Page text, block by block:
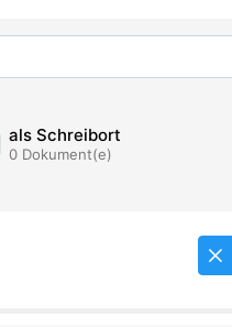
als Schreibort
0 Dokument(e)